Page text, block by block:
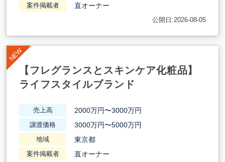
案件掲載者 直オーナー
公開日:2026-08-05
【フレグランスとスキンケア化粧品】
ライフスタイルブランド
売上高 2000万円〜3000万円
譲渡価格 3000万円〜5000万円
地域 東京都
案件掲載者 直オーナー